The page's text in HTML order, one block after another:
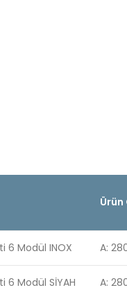
Ürün
6 Modül INOX A:
6 Modül SİYAH A: